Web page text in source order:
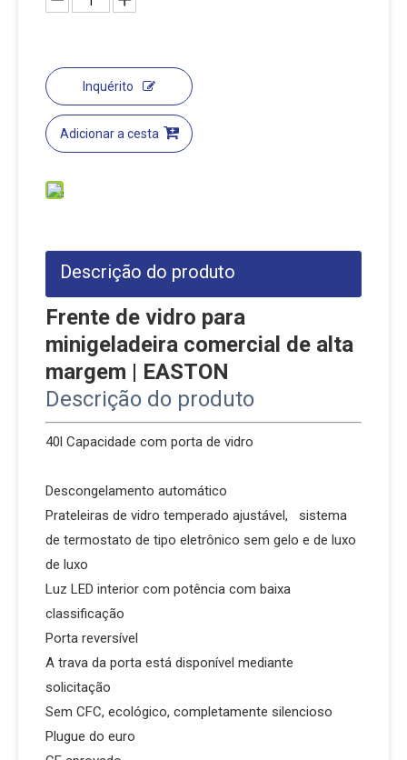
Inquérito
Adicionar a cesta
Descrição do produto
Frente de vidro para
minigeladeira comercial de alta
margem | EASTON
Descrição do produto
40l Capacidade com porta de vidro
Descongelamento automático
Prateleiras de vidro temperado ajustável, sistema
de termostato de tipo eletrônico sem gelo e de luxo
de luxo
Luz LED interior com potência com baixa
classificação
Porta reversível
A trava da porta está disponível mediante
solicitação
Sem CFC, ecológico, completamente silencioso
Plugue do euro